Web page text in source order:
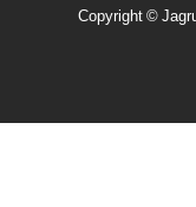
Copyright ©